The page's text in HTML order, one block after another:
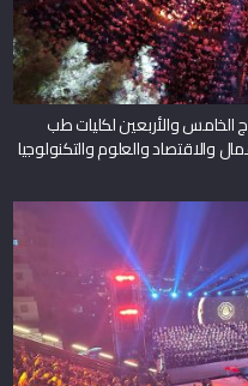
الخامس والأربعين لكليات طب
والاقتصاد والعلوم والتكنولوجيا